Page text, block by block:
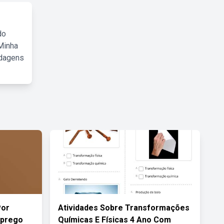
Atividades Sobre Transformações
Químicas E Físicas 4 Ano Com